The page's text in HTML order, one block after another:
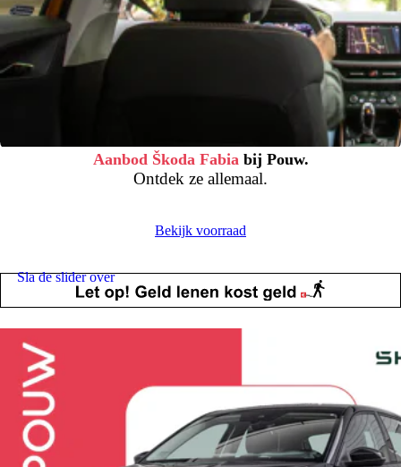
Aanbod Škoda Fabia bij Pouw.
Ontdek ze allemaal.
Bekijk voorraad
Sla de slider over